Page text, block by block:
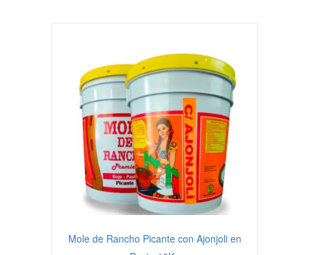
Mole de Rancho Picante con Ajonjoli en